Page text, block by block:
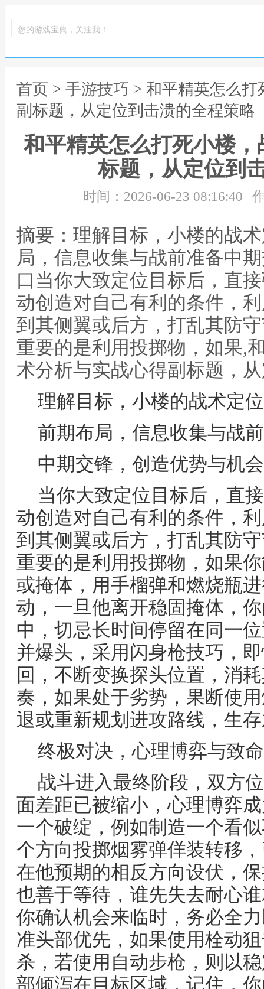
您的游戏宝典，关注我！
首页 > 手游技巧 > 和平精英怎么
副标题，从定位到击溃的全程策略
和平精英怎么打死小楼
标题，从定位到
时间：2026-06-23 08:16:40
摘要：理解目标，小楼的战
局，信息收集与战前准备中
口当你大致定位目标后，直
动创造对自己有利的条件，
到其侧翼或后方，打乱其防
重要的是利用投掷物，如果,
术分析与实战心得副标题，
理解目标，小楼的战术定
前期布局，信息收集与战
中期交锋，创造优势与机
当你大致定位目标后，直
动创造对自己有利的条件，
到其侧翼或后方，打乱其防
重要的是利用投掷物，如果
或掩体，用手榴弹和燃烧瓶
动，一旦他离开稳固掩体，
中，切忌长时间停留在同一
并爆头，采用闪身枪技巧，
回，不断变换探头位置，消
奏，如果处于劣势，果断使
退或重新规划进攻路线，生
终极对决，心理博弈与致
战斗进入最终阶段，双方
面差距已被缩小，心理博弈
一个破绽，例如制造一个看
个方向投掷烟雾弹佯装转移
在他预期的相反方向设伏，
也善于等待，谁先失去耐心
你确认机会来临时，务必全
准头部优先，如果使用栓动
杀，若使用自动步枪，则以
部倾泻在目标区域，记住，